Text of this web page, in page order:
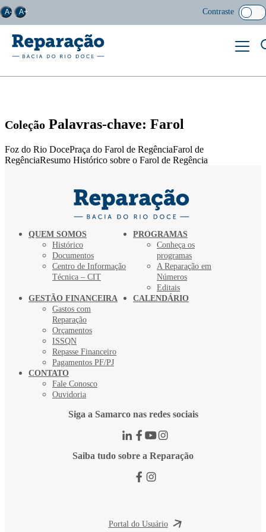
A- A+ Contraste
Coleção Palavras-chave: Farol
Foz do Rio DocePraça do Farol de RegênciaFarol de
RegênciaResumo Histórico sobre o Farol de Regência
QUEM SOMOS
Histórico
Documentos
Centro de Informação
Técnica – CIT
PROGRAMAS
Conheça os
programas
A Reparação em
Números
Editais
GESTÃO FINANCEIRA
Gastos com
Reparação
Orçamentos
ISSQN
Repasse Financeiro
Pagamentos PF/PJ
CALENDÁRIO
CONTATO
Fale Conosco
Ouvidoria
Siga a Samarco nas redes sociais
Saiba tudo sobre a Reparação
Portal do Usuário